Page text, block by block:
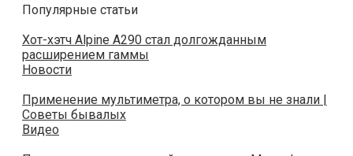
Популярные статьи
Хот-хэтч Alpine A290 стал долгожданным
расширением гаммы
Новости
Применение мультиметра, о котором вы не знали |
Советы бывалых
Видео